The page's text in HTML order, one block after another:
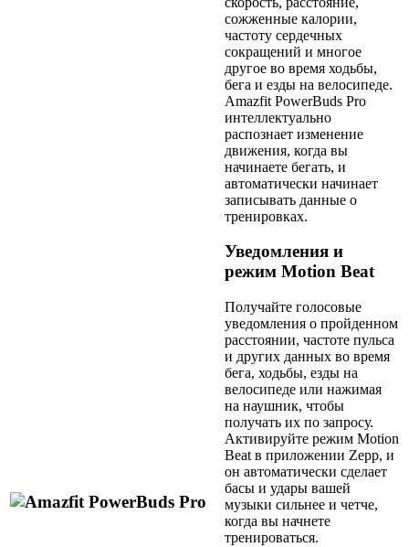
сожженные калории,
частоту сердечных
сокращений и многое
другое во время ходьбы,
бега и езды на велосипеде.
Amazfit PowerBuds Pro
интеллектуально
распознает изменение
движения, когда вы
начинаете бегать, и
автоматически начинает
записывать данные о
тренировках.
Уведомления и
режим Motion Beat
Получайте голосовые
уведомления о пройденном
расстоянии, частоте пульса
и других данных во время
бега, ходьбы, езды на
велосипеде или нажимая
на наушник, чтобы
получать их по запросу.
Активируйте режим Motion
Beat в приложении Zepp, и
он автоматически сделает
басы и удары вашей
музыки сильнее и четче,
когда вы начнете
тренироваться.